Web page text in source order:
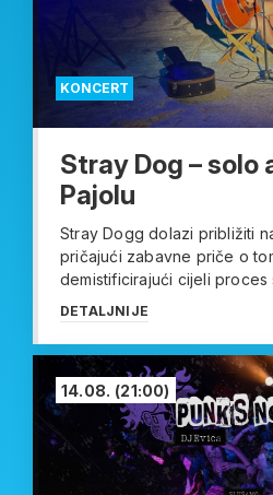
KONCERT
Stray Dog – solo
Pajolu
Stray Dogg dolazi približiti
pričajući zabavne priče o
demistificirajući cijeli proces
DETALJNIJE
14.08. (21:00)